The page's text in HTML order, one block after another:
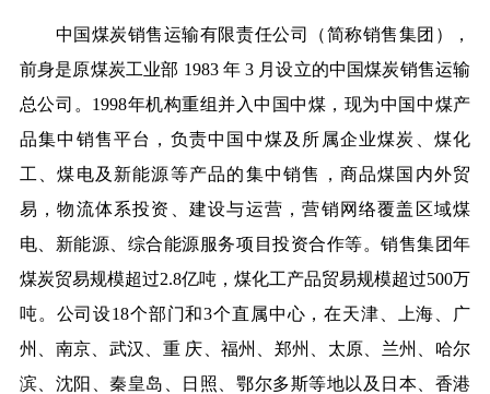
中国煤炭销售运输有限责任公司（简称销售集团），
前身是原煤炭工业部 1983 年 3 月设立的中国煤炭销售运输
总公司。1998年机构重组并入中国中煤，现为中国中煤产
品集中销售平台，负责中国中煤及所属企业煤炭、煤化
工、煤电及新能源等产品的集中销售，商品煤国内外贸
易，物流体系投资、建设与运营，营销网络覆盖区域煤
电、新能源、综合能源服务项目投资合作等。销售集团年
煤炭贸易规模超过2.8亿吨，煤化工产品贸易规模超过500万
吨。公司设18个部门和3个直属中心，在天津、上海、广
州、南京、武汉、重 庆、福州、郑州、太原、兰州、哈尔
滨、沈阳、秦皇岛、日照、鄂尔多斯等地以及日本、香港